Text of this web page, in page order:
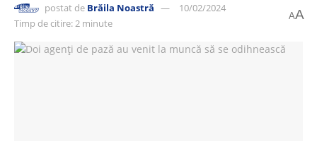
postat de Brăila Noastră
10/02/2024
Timp de citire: 2 minute
AA